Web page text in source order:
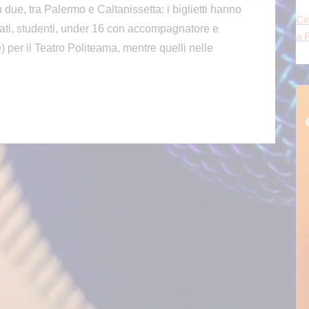
tra Palermo e Caltanissetta: i biglietti hanno
studenti, under 16 con accompagnatore e
il Teatro Politeama, mentre quelli nelle
a